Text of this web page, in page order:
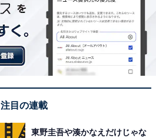
注目の連載
東野圭吾や湊かなえだけじゃな